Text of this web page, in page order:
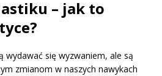
– jak to
wydawać się wyzwaniem, ale są
zmianom w naszych nawykach